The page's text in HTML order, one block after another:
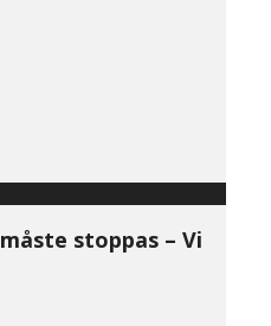
stoppas – Vi